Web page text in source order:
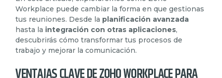
Workplace puede cambiar la forma en que gestionas
tus reuniones. Desde la planificación avanzada
hasta la integración con otras aplicaciones,
descubrirás cómo transformar tus procesos de
trabajo y mejorar la comunicación.